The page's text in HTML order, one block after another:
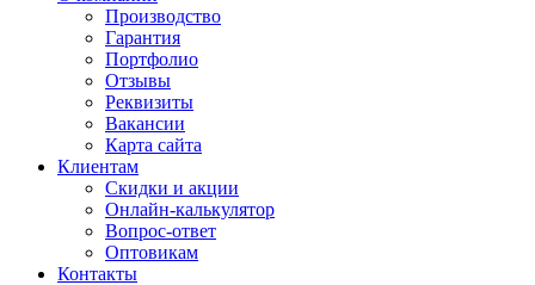
Производство
Гарантия
Портфолио
Отзывы
Реквизиты
Вакансии
Карта сайта
Клиентам
Скидки и акции
Онлайн-калькулятор
Вопрос-ответ
Оптовикам
Контакты